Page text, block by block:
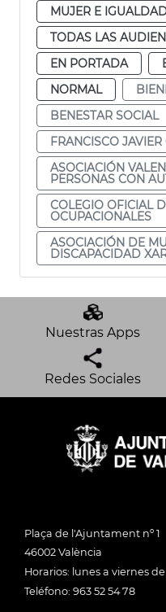
MUJER E
TODAS LAS
EN PORTADA
NORMAL
BENESTAR SOCIAL
FRANCISCO JAVIER
ASOCIACIÓN
PERSONAS CON
COLEGIO OFICIAL
OCUPACIONALES
ASOCIACIÓN DE
DISCAPACIDAD
Nuestras Apps
Redes Sociales
Plaça de l'Ajuntament nº 1
46002 València
Horarios: lunes a viernes
Teléfono: 963 52 54 78